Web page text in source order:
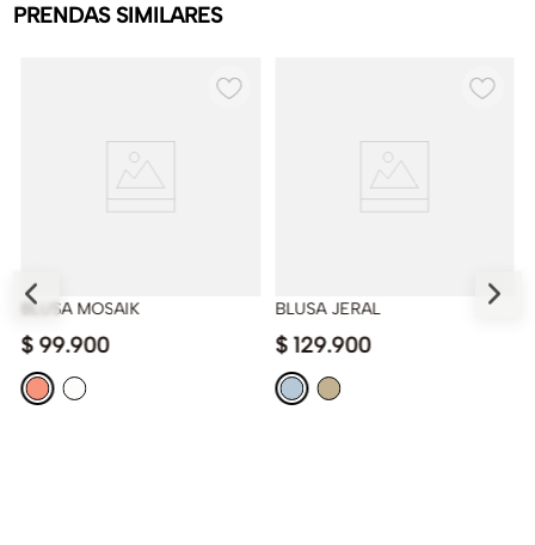
PRENDAS SIMILARES
BLUSA MOSAIK
$ 99.900
BLUSA JERAL
$ 129.900